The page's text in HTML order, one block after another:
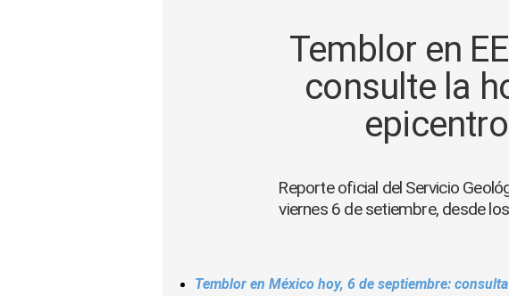
Temblor en
consulte la
Reporte oficial del Servicio
viernes 6 de setiembre, desde
Temblor en México hoy, 6 de septiembre: